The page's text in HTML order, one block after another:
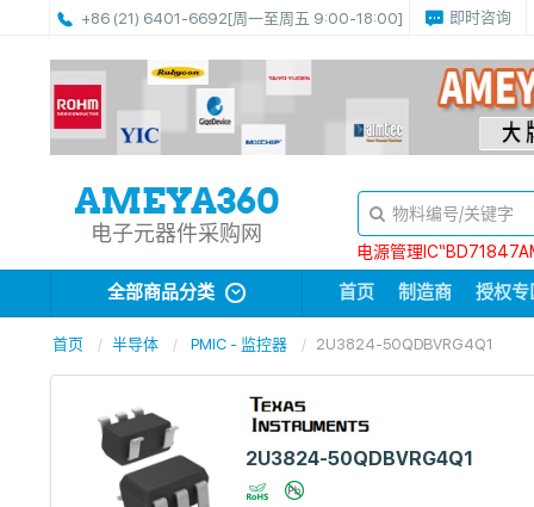
+86 (21) 6401-6692[周一至周五 9:00-18:00] 即时咨询
电子元器件采购网
电源管理
全部商品分类 首页 制造商 授权专
首页 半导体 PMIC - 监控器 2U3824-50QDBVRG4Q1
2U3824-50QDBVRG4Q1